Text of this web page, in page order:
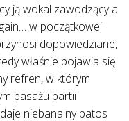
ją wokal zawodzący a
w początkowej
dopowiedziane,
właśnie pojawia się
refren, w którym
pasażu partii
niebanalny patos